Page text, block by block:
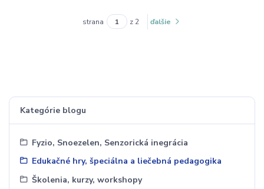
Kategórie blogu
Fyzio, Snoezelen, Senzorická inegrácia
Edukačné hry, špeciálna a liečebná pedagogika
Školenia, kurzy, workshopy
strana z 2 ďalšie